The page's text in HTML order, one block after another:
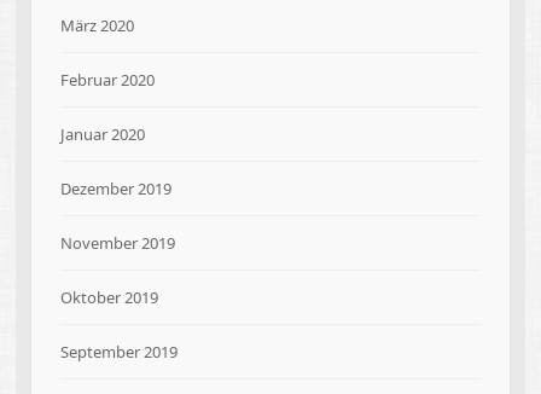
März 2020
Februar 2020
Januar 2020
Dezember 2019
November 2019
Oktober 2019
September 2019